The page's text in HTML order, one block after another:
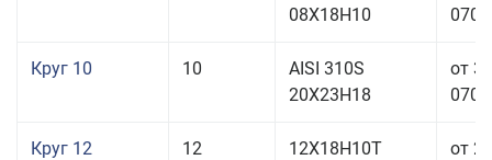
08Х18Н10
Круг 10 10
AISI 310S
20Х23Н18
от
Круг 12 12 12Х18Н10Т
от